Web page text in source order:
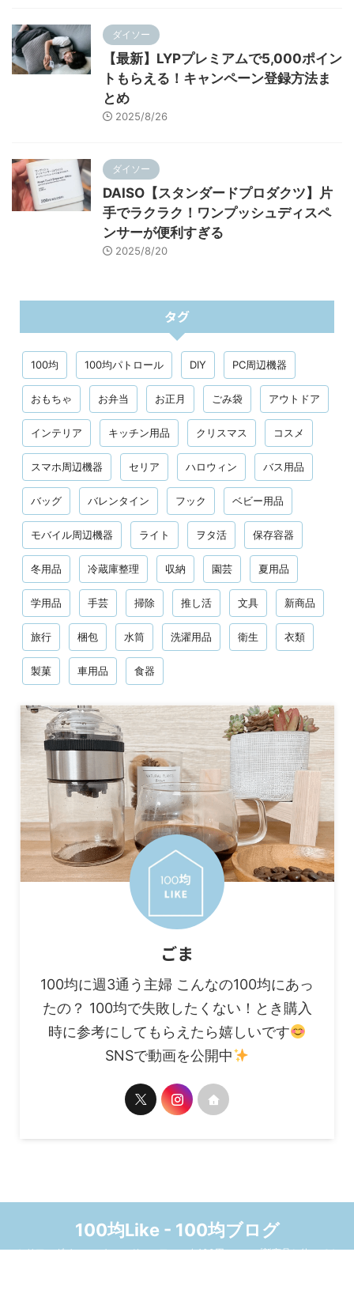
ダイソー
【最新】LYPプレミアムで5,000ポイン
トもらえる！キャンペーン登録方法ま
とめ
2025/8/26
ダイソー
DAISO【スタンダードプロダクツ】片
手でラクラク！ワンプッシュディスペ
ンサーが便利すぎる
2025/8/20
タグ
100均 100均パトロール DIY PC周辺機器
おもちゃ お弁当 お正月 ごみ袋 アウトドア
インテリア キッチン用品 クリスマス コスメ
スマホ周辺機器 セリア ハロウィン バス用品
バッグ バレンタイン フック ベビー用品
モバイル周辺機器 ライト ヲタ活 保存容器
冬用品 冷蔵庫整理 収納 園芸 夏用品
学用品 手芸 掃除 推し活 文具 新商品
旅行 梱包 水筒 洗濯用品 衛生 衣類
製菓 車用品 食器
ごま
100均に週3通う主婦 こんなの100均にあっ
たの？ 100均で失敗したくない！とき購入
時に参考にしてもらえたら嬉しいです
SNSで動画を公開中
100均Like - 100均ブログ
セリア、ダイソー、キャンドゥ、ワッツ☆100円ショップ新商品と使ってみ